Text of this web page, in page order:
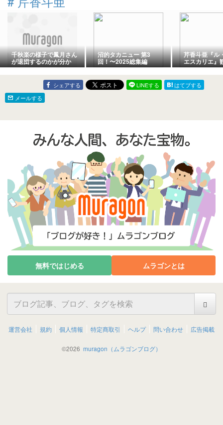
千秋楽の様子で鳳月さん
が退団するのかが分か
る？
沼的タカニュー 第3
回！〜2025総集編
Part1〜
芹香斗亜『ル
エスカリエ』
シェアする LINEする
はてブする
メールする
無料ではじめる ムラゴンとは
運営会社 規約 個人情報 特定商取引 ヘルプ 問い合わせ 広告掲載
©2026 muragon（ムラゴンブログ）